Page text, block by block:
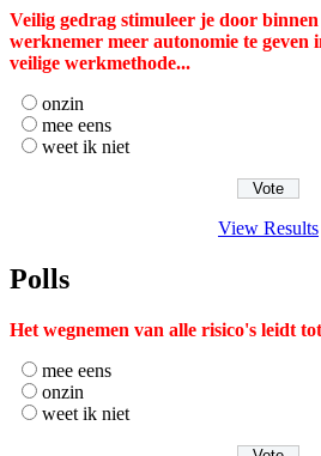
Veilig gedrag stimuleer je door
werknemer meer autonomie te geven
veilige werkmethode...
onzin
mee eens
weet ik niet
View Results
Polls
Het wegnemen van alle risico's leidt
mee eens
onzin
weet ik niet